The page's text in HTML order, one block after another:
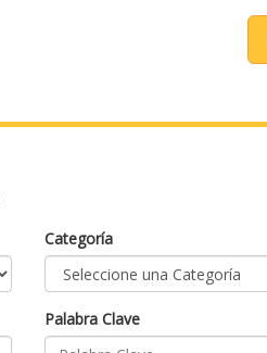
Categoría
Palabra Clave